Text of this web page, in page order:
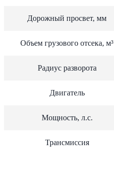
Дорожный просвет, мм
Объем грузового отсека, м³
Радиус разворота
Двигатель
Мощность, л.с.
Трансмиссия